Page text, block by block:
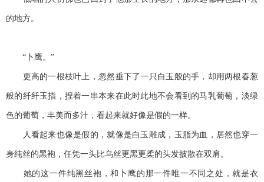
的地方。
“卜鹰。”
更高的一根枝叶上，忽然垂下了一只白玉般的手，却用两根春葱
般的纤纤玉指，捏着一串本来在此时此地不会看到的马乳葡萄，淡绿
色的葡萄，丰美而多汁，看起来就好像是假的一样。
人看起来也像是假的，就像是白玉雕成，玉脂为血，居然也穿一
身纯丝的黑袍，任凭一头比乌丝更黑更柔的头发披散在双肩。
她的这一件纯黑丝袍，和卜鹰的那一件唯一不同之处，就是衣